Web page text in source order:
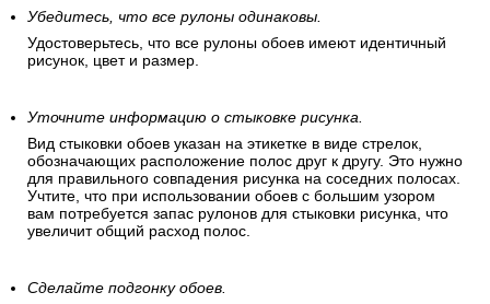
Убедитесь, что все рулоны одинаковы.
Удостоверьтесь, что все рулоны обоев имеют идентичный
рисунок, цвет и размер.
Уточните информацию о стыковке рисунка.
Вид стыковки обоев указан на этикетке в виде стрелок,
обозначающих расположение полос друг к другу. Это нужно
для правильного совпадения рисунка на соседних полосах.
Учтите, что при использовании обоев с большим узором
вам потребуется запас рулонов для стыковки рисунка, что
увеличит общий расход полос.
Сделайте подгонку обоев.